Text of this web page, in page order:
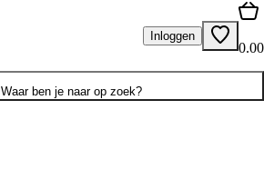
Inloggen
0.00
Waar ben je naar op zoek?